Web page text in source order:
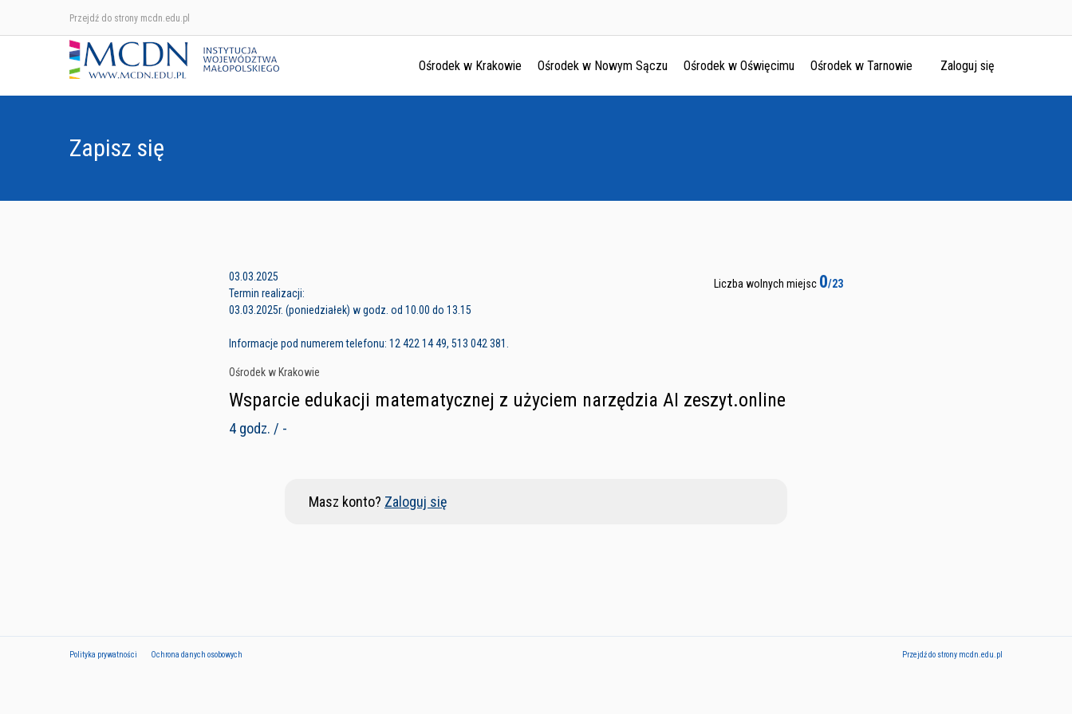
Przejdź do strony mcdn.edu.pl
Ośrodek w Krakowie Ośrodek w Nowym Sączu Ośrodek w Oświęcimu Ośrodek w Tarnowie Zaloguj się
Zapisz się
03.03.2025
Termin realizacji:
03.03.2025r. (poniedziałek) w godz. od 10.00 do 13.15
Informacje pod numerem telefonu: 12 422 14 49, 513 042 381.
Ośrodek w Krakowie
Liczba wolnych miejsc 0/23
Wsparcie edukacji matematycznej z użyciem narzędzia AI zeszyt.online
4 godz. / -
Masz konto? Zaloguj się
Polityka prywatności Ochrona danych osobowych Przejdź do strony mcdn.edu.pl
Ośrodek w Krakowie